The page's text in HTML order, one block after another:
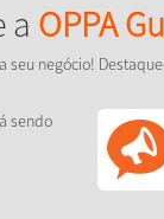
a OPPA
negócio!
sendo